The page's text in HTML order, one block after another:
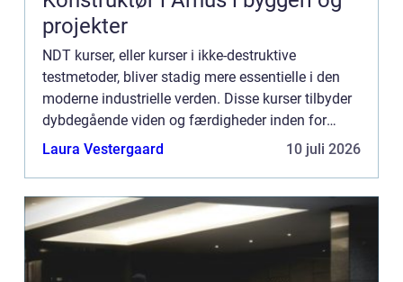
projekter
NDT kurser, eller kurser i ikke-destruktive
testmetoder, bliver stadig mere essentielle i den
moderne industrielle verden. Disse kurser tilbyder
dybdegående viden og færdigheder inden for
forskellige testmetoder, der ikke beskadiger de te...
Laura Vestergaard 10 juli 2026